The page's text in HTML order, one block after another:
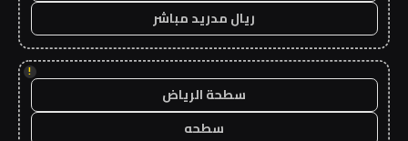
ريال مدريد مباشر
!
سطحة الرياض
سطحه